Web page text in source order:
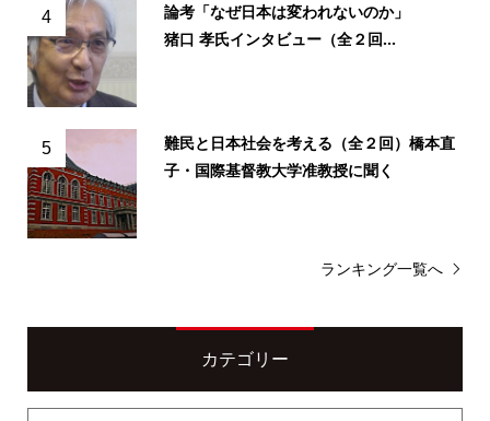
4
論考「なぜ日本は変われないのか」
猪口 孝氏インタビュー（全２回...
5
難民と日本社会を考える（全２回）橋本直
子・国際基督教大学准教授に聞く
ランキング一覧へ
カテゴリー